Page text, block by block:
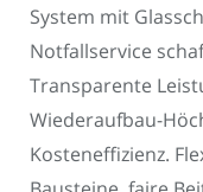
System mit
Notfallservice
Transparente
Wiederaufbau-
Kosteneffizienz.